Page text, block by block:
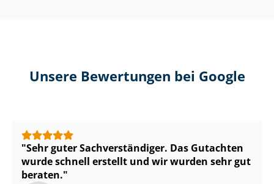
Unsere Bewertungen bei Google
Sehr guter Sach­ver­stän­di­ger. Das Gutachten
wurde schnell erstellt und wir wurden sehr gut
beraten.